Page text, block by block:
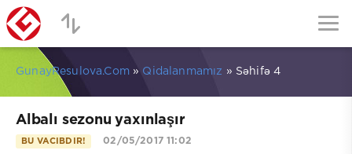
GunayResulova.Com» Qidalanmamız » Səhifə 4
Albalı sezonu yaxınlaşır
BU VACIBDIR! 02/05/2017 11:02